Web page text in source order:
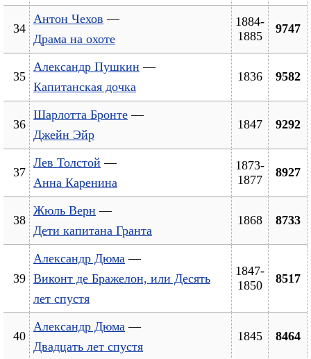
34
Антон Чехов —
Драма на охоте
1884-
1885
9747
35
Александр Пушкин —
Капитанская дочка
1836 9582
36
Шарлотта Бронте —
Джейн Эйр
1847 9292
37
Лев Толстой —
Анна Каренина
1873-
1877
8927
38
Жюль Верн —
Дети капитана Гранта
1868 8733
39
Александр Дюма —
Виконт де Бражелон, или Десять
лет спустя
1847-
1850
8517
40
Александр Дюма —
Двадцать лет спустя
1845 8464